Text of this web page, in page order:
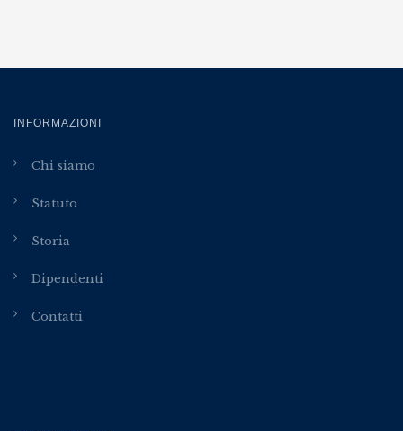
INFORMAZIONI
Chi siamo
Statuto
Storia
Dipendenti
Contatti